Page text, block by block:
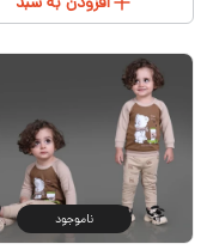
ناموجود